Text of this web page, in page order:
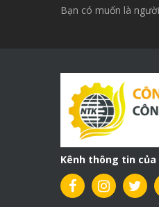
Bạn có muốn là
Kênh thông tin